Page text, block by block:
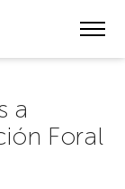
a
Foral